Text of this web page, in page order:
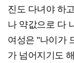
진도 다녀야 하
나 약값으로 다
여성은 "나이가
가 넘어지기도